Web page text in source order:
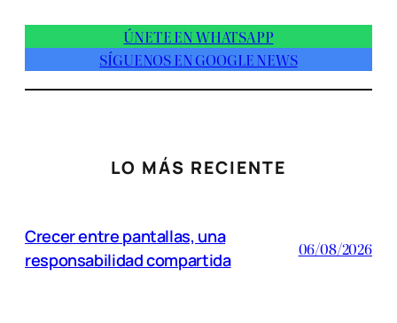
ÚNETE EN WHATSAPP
SÍGUENOS EN GOOGLE NEWS
LO MÁS RECIENTE
Crecer entre pantallas, una
responsabilidad compartida
06/08/2026